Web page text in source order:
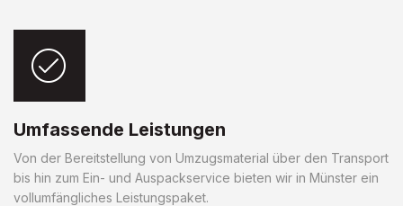
Umfassende Leistungen
Von der Bereitstellung von Umzugsmaterial über den Transport
bis hin zum Ein- und Auspackservice bieten wir in Münster ein
vollumfängliches Leistungspaket.